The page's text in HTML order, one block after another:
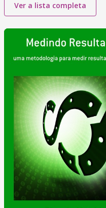
Ver a lista completa